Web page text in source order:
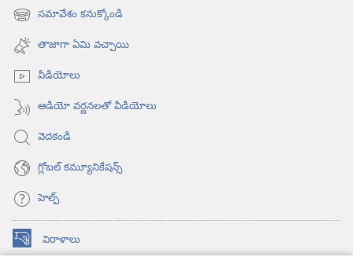
విండో
ఓపెన్‌
అవుతుంది)
సమావేశం కనుక్కోండి
(కొత్త
విండో
ఓపెన్‌
అవుతుంది)
తాజాగా ఏమి వచ్చాయి
వీడియోలు
ఆడియో వర్ణనలతో వీడియోలు
వెదకండి
గ్లోబల్‌ కమ్యూనికేషన్స్‌
హెల్ప్‌
విరాళాలు
(కొత్త